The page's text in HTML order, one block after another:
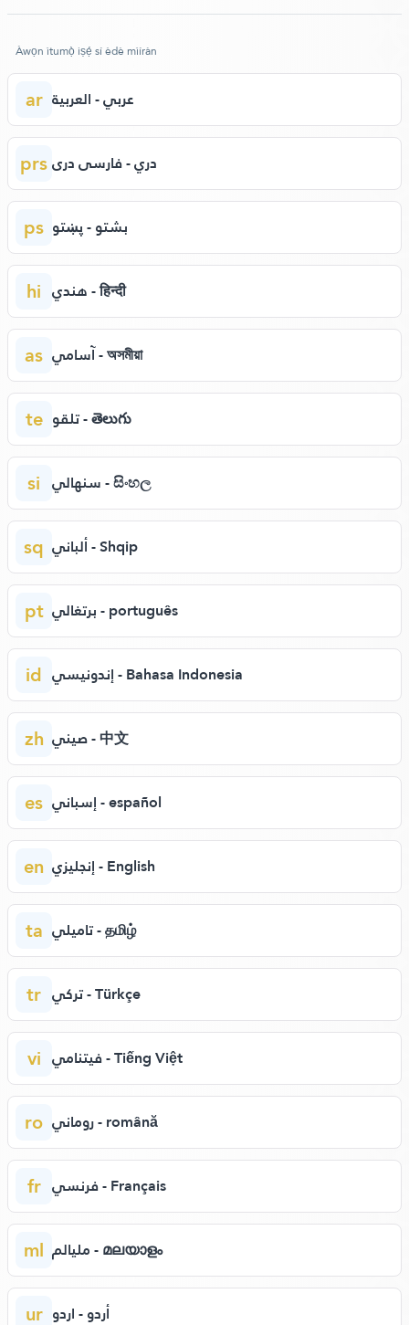
Àwọn ìtumọ̀ iṣẹ́ sí èdè mìíràn
ar عربي - العربية
prsدري - فارسی دری
ps بشتو - پښتو
hi هندي - हिन्दी
as آسامي - অসমীয়া
te تلقو - తెలుగు
si سنهالي - සිංහල
sq ألباني - Shqip
pt برتغالي - português
id إندونيسي - Bahasa Indonesia
zh صيني - 中文
es إسباني - español
en إنجليزي - English
ta تاميلي - தமிழ்
tr تركي - Türkçe
vi فيتنامي - Tiếng Việt
ro روماني - română
fr فرنسي - Français
ml مليالم - മലയാളം
ur أردو - اردو